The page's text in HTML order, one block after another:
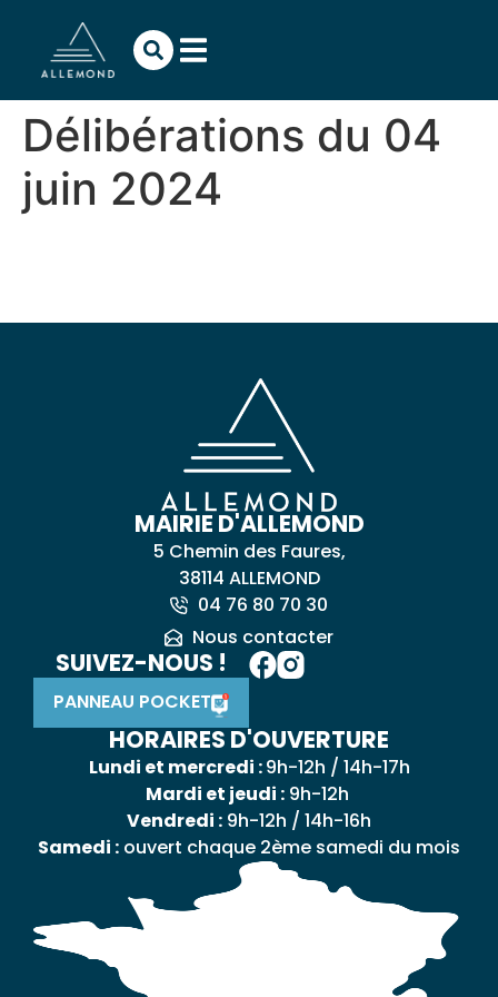
Délibérations du 04
juin 2024
MAIRIE D'ALLEMOND
5 Chemin des Faures,
38114 ALLEMOND
04 76 80 70 30
Nous contacter
SUIVEZ-NOUS !
PANNEAU POCKET
HORAIRES D'OUVERTURE
Lundi et mercredi :9h-12h / 14h-17h
Mardi et jeudi :9h-12h
Vendredi : 9h-12h / 14h-16h
Samedi : ouvert chaque 2ème samedi du mois